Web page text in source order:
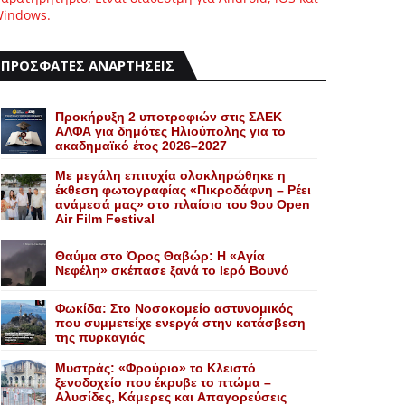
ΠΡΟΣΦΑΤΕΣ ΑΝΑΡΤΗΣΕΙΣ
Προκήρυξη 2 υποτροφιών στις ΣΑΕΚ
ΑΛΦΑ για δημότες Ηλιούπολης για το
ακαδημαϊκό έτος 2026–2027
Με μεγάλη επιτυχία ολοκληρώθηκε η
έκθεση φωτογραφίας «Πικροδάφνη – Ρέει
ανάμεσά μας» στο πλαίσιο του 9ου Open
Air Film Festival
Θαύμα στο Όρος Θαβώρ: H «Aγία
Nεφέλη» σκέπασε ξανά το Iερό Bουνό
Φωκίδα: Στο Νοσοκομείο αστυνομικός
που συμμετείχε ενεργά στην κατάσβεση
της πυρκαγιάς
Mυστράς: «Φρούριο» το Kλειστό
ξενοδοχείο που έκρυβε το πτώμα –
Aλυσίδες, Kάμερες και Aπαγορεύσεις